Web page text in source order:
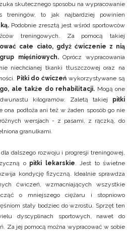
skutecznego sposobu na wypracowanie
treningów, to jak najbardziej powinien
Podobnie zresztą jest wśród sportowców
treningowych. Za pomocą takiej
całe ciało, gdyż ćwiczenie z nią
mięśniowych.Oprócz wypracowania
niechcianej tkanki tłuszczowej oraz na
Piłki do ćwiczeń wykorzystywane są
ale także do rehabilitacji. Mogą one
kilogramów. Zaletą takiej piłki
ona podłoża ani też w żaden sposób go nie
wersjach - z pasami, z rączką, do
granulkami.
dalszego rozwoju i progresji treningowej,
opiłki lekarskie. Jest to świetne
kondycję fizyczną. Idealnie sprawdza
ćwiczeń, wzmacniających wszystkie
o mniejszego ciężaru i stopniowo
stały bodziec do wzrostu. Sprzęt ten
dyscyplinach sportowych, nawet do
Za jej pomocą można wypracować w sobie